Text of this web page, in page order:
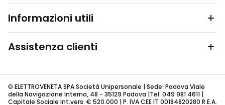
Informazioni utili
Assistenza clienti
© ELETTROVENETA SPA Società Unipersonale | Sede: Padova Viale
della Navigazione Interna, 48 - 35129 Padova |Tel. 049 981 4611 |
Capitale Sociale int.vers. € 520.000 | P. IVA CEE IT 00184820280 R.E.A.